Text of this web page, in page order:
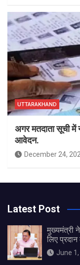
UTTARAKHAND
अगर मतदाता सूची में
आवेदन.
December 24,
Latest Post
मुख्यमंत्री ने
लिए
June